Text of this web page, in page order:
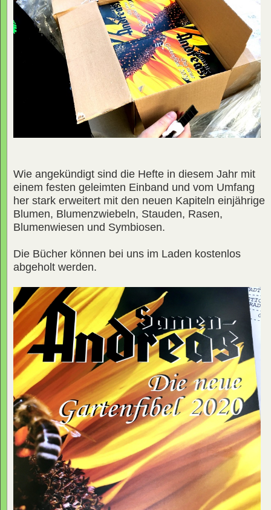
Wie angekündigt sind die Hefte in diesem Jahr mit
einem festen geleimten Einband und vom Umfang
her stark erweitert mit den neuen Kapiteln einjährige
Blumen, Blumenzwiebeln, Stauden, Rasen,
Blumenwiesen und Symbiosen.
Die Bücher können bei uns im Laden kostenlos
abgeholt werden.